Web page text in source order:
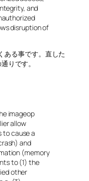
and
disruption of
ある事です。直した
りです。
imageop
allow
cause a
and
(memory
to (1) the
other